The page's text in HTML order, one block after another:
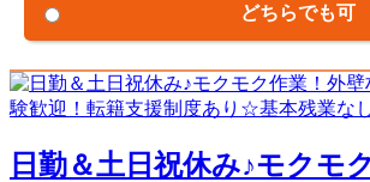
どちらでも可
日勤＆土日祝休み♪モクモ